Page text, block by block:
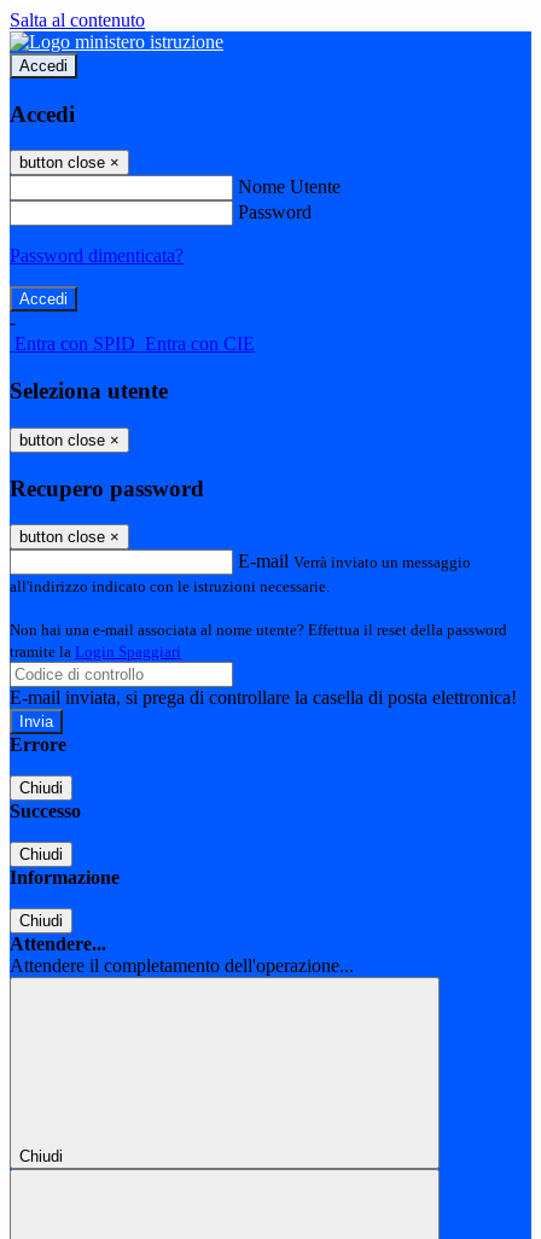
Salta al contenuto
Accedi
Accedi
button close ×
Nome Utente
Password
Password dimenticata?
-
Entra con SPID Entra con CIE
Seleziona utente
button close ×
Recupero password
button close ×
E-mail Verrà inviato un messaggio
all'indirizzo indicato con le istruzioni necessarie.
Non hai una e-mail associata al nome utente? Effettua il reset della password
tramite la Login Spaggiari
E-mail inviata, si prega di controllare la casella di posta elettronica!
Errore
Chiudi
Successo
Chiudi
Informazione
Chiudi
Attendere...
Attendere il completamento dell'operazione...
Chiudi